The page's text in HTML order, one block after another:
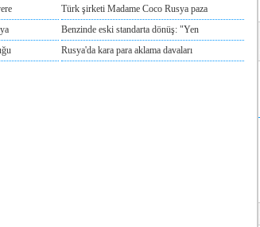
Türk şirketi Madame Coco Rusya paza
Benzinde eski standarta dönüş: "Yen
Rusya'da kara para aklama davaları